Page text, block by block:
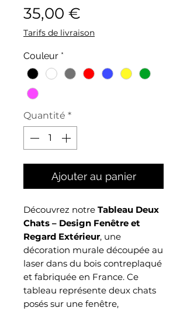
35,00 €
Tarifs de livraison
Couleur *
Quantité *
Ajouter au panier
Découvrez notre Tableau Deux
Chats – Design Fenêtre et
Regard Extérieur, une
décoration murale découpée au
laser dans du bois contreplaqué
et fabriquée en France. Ce
tableau représente deux chats
posés sur une fenêtre,